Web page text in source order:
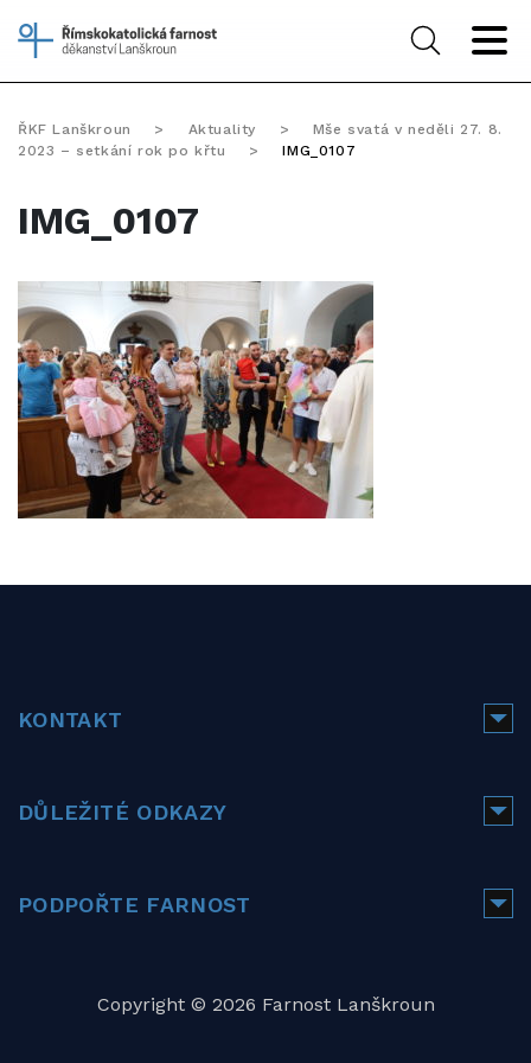
ŘKF Lanškroun > Aktuality >
Mše svatá v neděli 27. 8.
2023 – setkání rok po křtu
> IMG_0107
IMG_0107
KONTAKT
DŮLEŽITÉ ODKAZY
PODPOŘTE FARNOST
Copyright © 2026 Farnost Lanškroun